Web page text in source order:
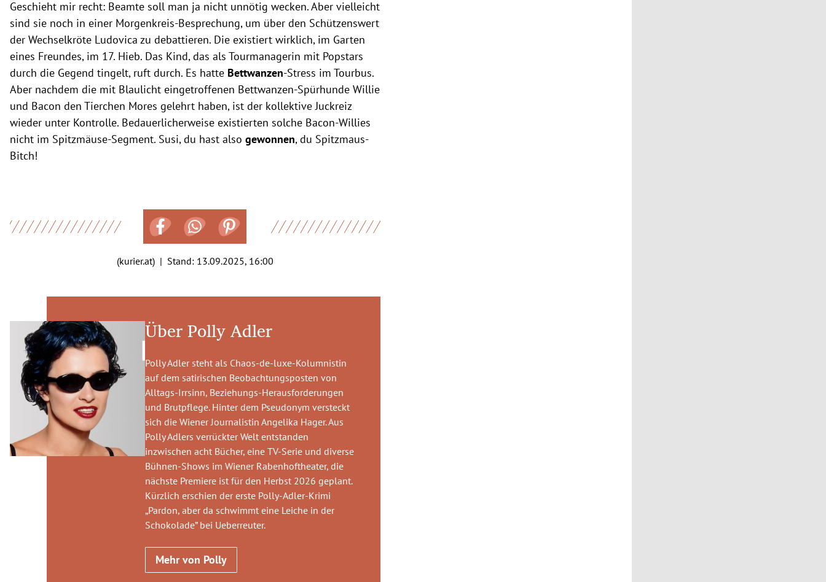
Geschieht mir recht: Beamte soll man ja nicht unnötig wecken. Aber vielleicht
sind sie noch in einer Morgenkreis-Besprechung, um über den Schützenswert
der Wechselkröte Ludovica zu debattieren. Die existiert wirklich, im Garten
eines Freundes, im 17. Hieb. Das Kind, das als Tourmanagerin mit Popstars
durch die Gegend tingelt, ruft durch. Es hatte Bettwanzen-Stress im Tourbus.
Aber nachdem die mit Blaulicht eingetroffenen Bettwanzen-Spürhunde Willie
und Bacon den Tierchen Mores gelehrt haben, ist der kollektive Juckreiz
wieder unter Kontrolle. Bedauerlicherweise existierten solche Bacon-Willies
nicht im Spitzmäuse-Segment. Susi, du hast also gewonnen, du Spitzmaus-
Bitch!
(kurier.at) | Stand: 13.09.2025, 16:00
Über Polly Adler
Polly Adler steht als Chaos-de-luxe-Kolumnistin
auf dem satirischen Beobachtungsposten von
Alltags-Irrsinn, Beziehungs-Herausforderungen
und Brutpflege. Hinter dem Pseudonym versteckt
sich die Wiener Journalistin Angelika Hager. Aus
Polly Adlers verrückter Welt entstanden
inzwischen acht Bücher, eine TV-Serie und diverse
Bühnen-Shows im Wiener Rabenhoftheater, die
nächste Premiere ist für den Herbst 2026 geplant.
Kürzlich erschien der erste Polly-Adler-Krimi
„Pardon, aber da schwimmt eine Leiche in der
Schokolade” bei Ueberreuter.
Mehr von Polly